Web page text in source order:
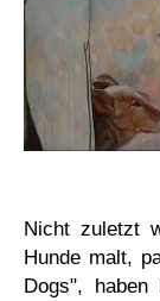
Nicht zuletzt
Hunde malt,
Dogs",